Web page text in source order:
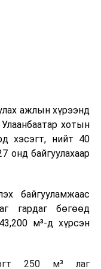
хангах зэрэг
тусгажээ.
хариулт,
ажиллах дасгал,
дадлага зэрэг
зохион байгуулж
ажлын хүрээнд
хотын
хэсэгт, нийт 40
онд байгуулахаар
байгууламжаас
гардаг бөгөөд
м³-д хүрсэн
250 м³ лаг